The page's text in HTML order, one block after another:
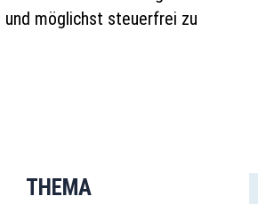
und möglichst steuerfrei zu
THEMA